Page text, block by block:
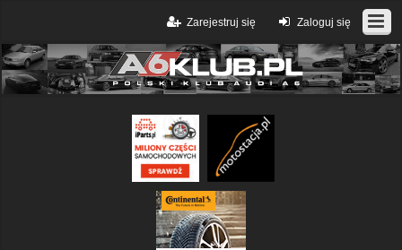
Zaloguj się
Zarejestruj się